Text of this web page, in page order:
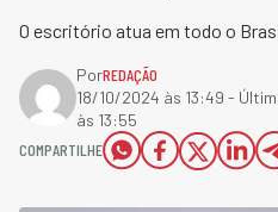
O escritório atua em todo o
PorREDAÇÃO
18/10/2024 às 13:49 -
às 13:55
COMPARTILHE